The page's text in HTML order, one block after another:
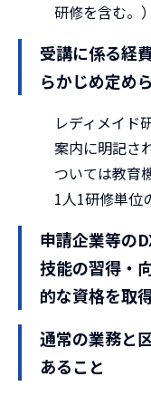
研修を含む。
受講に係る経
らかじめ定め
レディメイド
案内に明記さ
ついては教育
1人1研修単位
申請企業等の
技能の習得・
的な資格を取
通常の業務と
あること